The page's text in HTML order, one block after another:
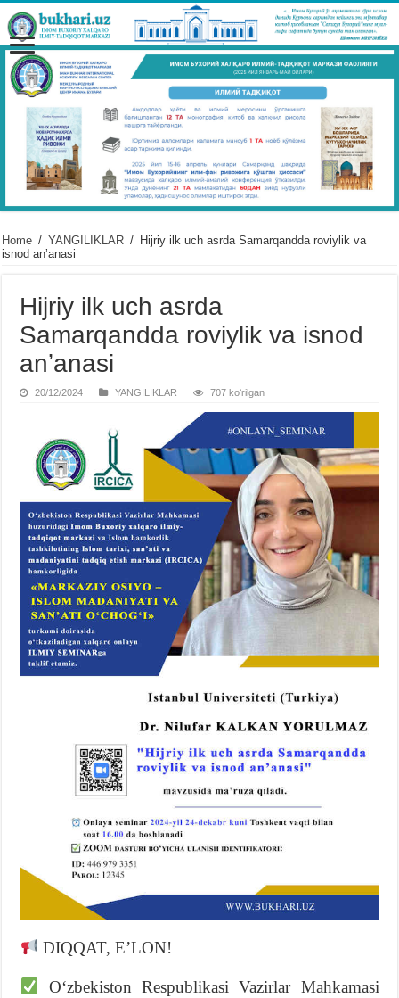
Home / YANGILIKLAR / Hijriy ilk uch asrda Samarqandda roviylik va
isnod anʼanasi
Hijriy ilk uch asrda
Samarqandda roviylik va isnod
anʼanasi
20/12/2024 YANGILIKLAR 707 koʻrilgan
DIQQAT, E’LON!
Oʻzbekiston Respublikasi Vazirlar Mahkamasi